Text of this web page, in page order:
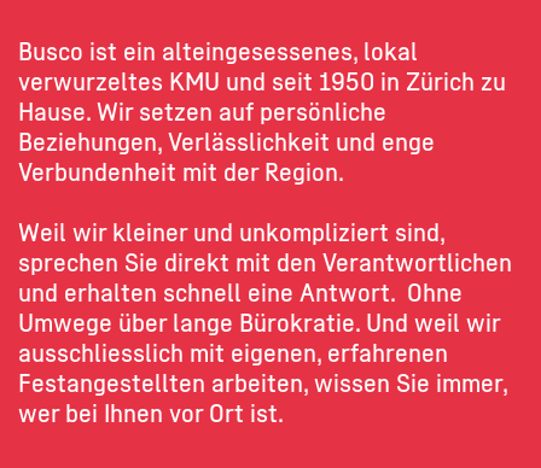
Busco ist ein alteingesessenes, lokal
verwurzeltes KMU und seit 1950 in Zürich zu
Hause. Wir setzen auf persönliche
Beziehungen, Verlässlichkeit und enge
Verbundenheit mit der Region.
Weil wir kleiner und unkompliziert sind,
sprechen Sie direkt mit den Verantwortlichen
und erhalten schnell eine Antwort. Ohne
Umwege über lange Bürokratie. Und weil wir
ausschliesslich mit eigenen, erfahrenen
Festangestellten arbeiten, wissen Sie immer,
wer bei Ihnen vor Ort ist.